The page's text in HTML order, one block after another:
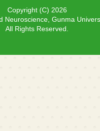
Copyright (C) 2026
Neuroscience, Gunma
All Rights Reserved.